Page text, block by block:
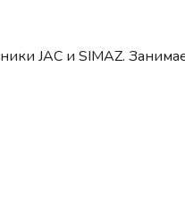
JAC и SIMAZ.